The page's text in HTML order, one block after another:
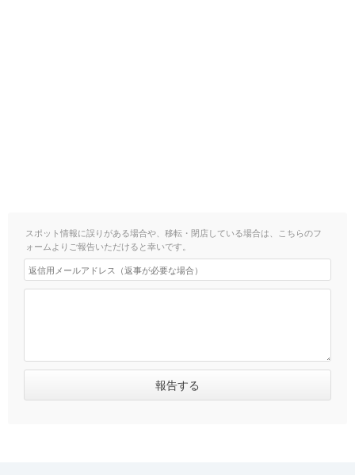
スポット情報に誤りがある場合や、移転・閉店している場合は、こちらのフ
ォームよりご報告いただけると幸いです。